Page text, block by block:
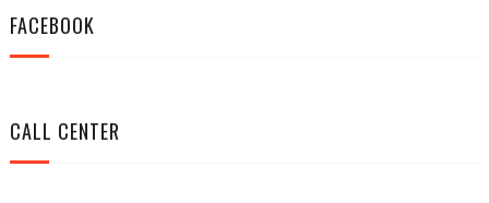
FACEBOOK
CALL CENTER